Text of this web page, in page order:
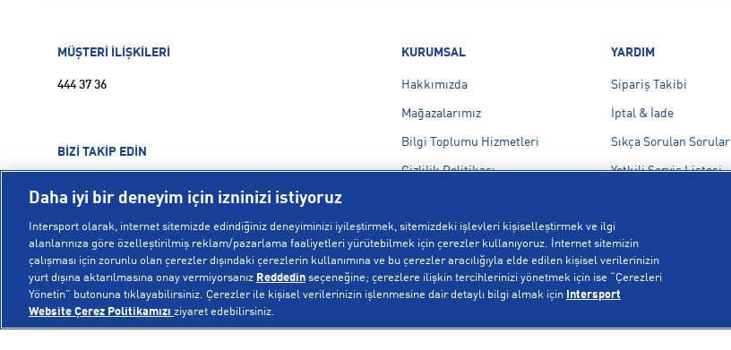
MÜŞTERİ İLİŞKİLERİ
444 37 36
BİZİ TAKİP EDİN
KURUMSAL
Hakkımızda
Mağazalarımız
Bilgi Toplumu Hizmetleri
Gizlilik Politikası
Kampanyalar
Çerez Politikası
Aydınlatma Metni
YARDIM
Sipariş Takibi
İptal & İade
Sıkça Sorulan Sorular
Yetkili Servis Listesi
Daha iyi bir deneyim için izninizi istiyoruz
Intersport olarak, internet sitemizde edindiğiniz deneyiminizi iyileştirmek, sitemizdeki işlevleri kişiselleştirmek ve ilgi
alanlarınıza göre özelleştirilmiş reklam/pazarlama faaliyetleri yürütebilmek için çerezler kullanıyoruz. İnternet sitemizin
çalışması için zorunlu olan çerezler dışındaki çerezlerin kullanımına ve bu çerezler aracılığıyla elde edilen kişisel verilerinizin
yurt dışına aktarılmasına onay vermiyorsanız Reddedin seçeneğine; çerezlere ilişkin tercihlerinizi yönetmek için ise “Çerezleri
Yönetin” butonuna tıklayabilirsiniz. Çerezler ile kişisel verilerinizin işlenmesine dair detaylı bilgi almak için
Intersport
Website Çerez Politikamızı ziyaret edebilirsiniz.